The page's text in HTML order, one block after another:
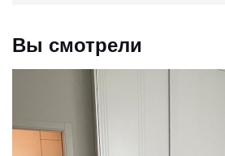
Вы смотрели